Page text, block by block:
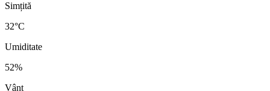
Simțită
32°C
Umiditate
52%
Vânt